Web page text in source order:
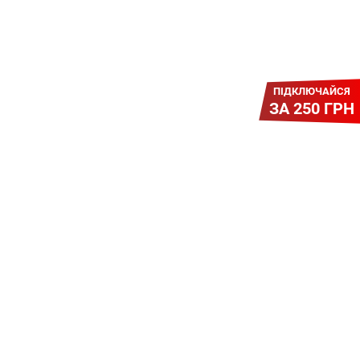
ПІДКЛЮЧАЙСЯ
ЗА 250 ГРН